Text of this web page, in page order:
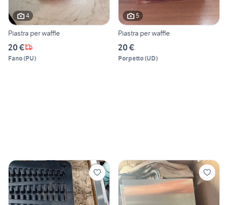
4
Piastra per waffle
20 €
Fano(PU)
5
Piastra per waffle
20 €
Porpetto(UD)